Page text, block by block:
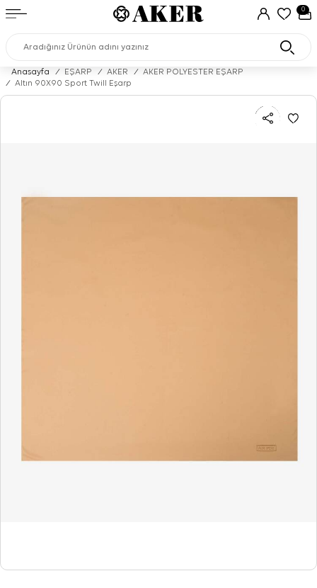
0
Anasayfa / EŞARP / AKER /
AKER POLYESTER EŞARP
/
Altın 90X90 Sport Twill Eşarp